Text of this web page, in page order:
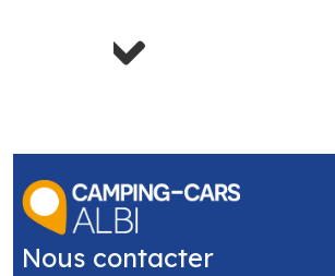
Nous contacter